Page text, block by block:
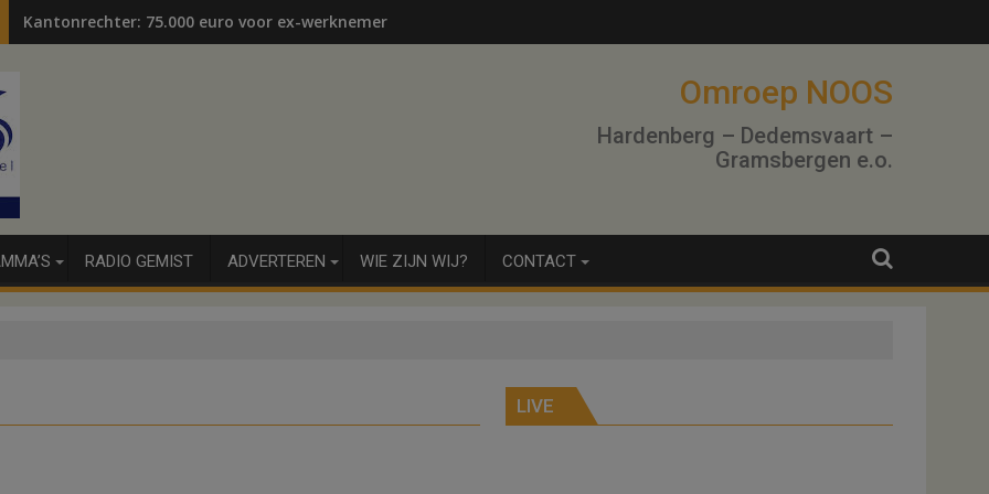
Kantonrechter: 75.000 euro voor ex-werknemers
Omroep NOOS
Hardenberg – Dedemsvaart –
Gramsbergen e.o.
RADIO GEMIST ADVERTEREN WIE ZIJN WIJ? CONTACT
LIVE